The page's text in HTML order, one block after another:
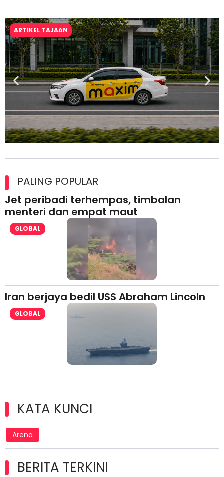
ARTIKEL TAJAAN
lesen separuh pertama 2026
PALING POPULAR
Jet peribadi terhempas, timbalan
menteri dan empat maut
GLOBAL
Iran berjaya bedil USS Abraham Lincoln
GLOBAL
KATA KUNCI
Arena
BERITA TERKINI